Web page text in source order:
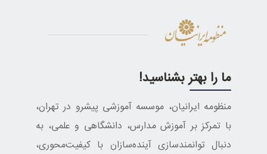
ما را بهتر بشناسید!
منظومه ایرانیان، موسسه آموزشی پیشرو در تهران،
با تمرکز بر آموزش مدارس، دانشگاهی و علمی، به
دنبال توانمندسازی آینده‌سازان با کیفیت‌محوری،